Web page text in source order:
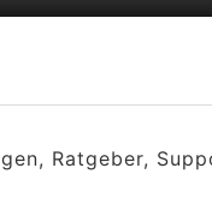
Ratgeber,